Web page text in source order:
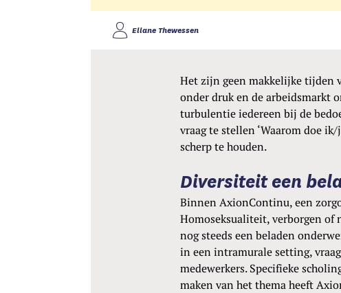
Eliane Thewessen
Het zijn geen makkelijke tijden
onder druk en de arbeidsmarkt
turbulentie iedereen bij de
vraag te stellen ‘Waarom doe
scherp te houden.
Diversiteit een
Binnen AxionContinu, een
Homoseksualiteit, verborgen of
nog steeds een beladen
in een intramurale setting,
medewerkers. Specifieke
maken van het thema heeft